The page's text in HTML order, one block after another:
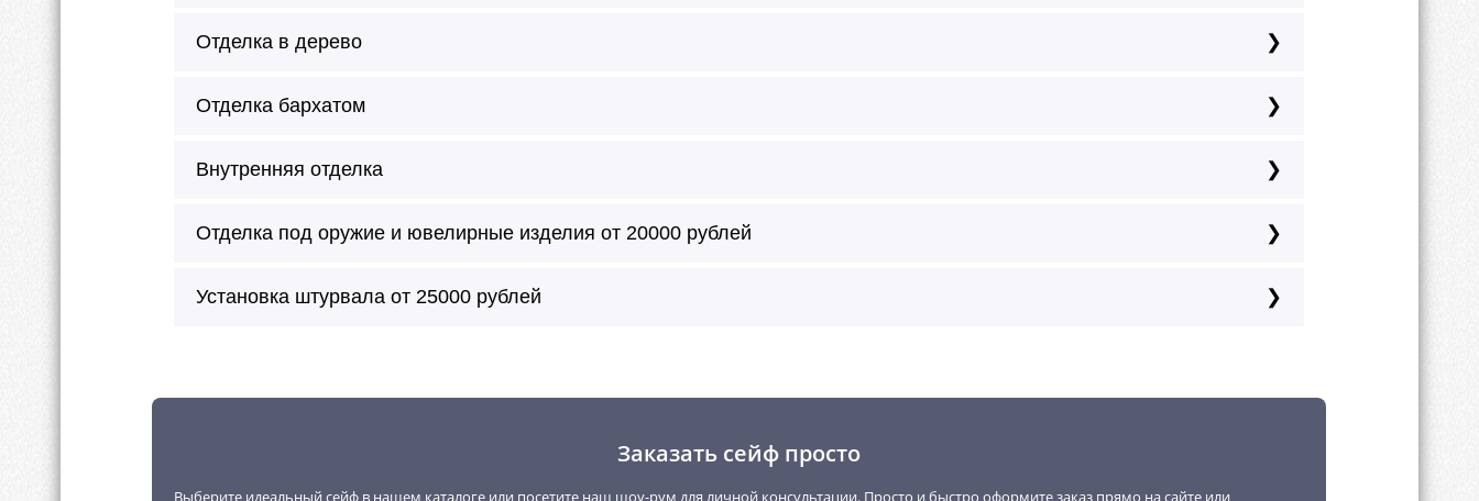
Отделка в дерево
Отделка бархатом
Внутренняя отделка
Внутренняя отделка возможна в ткань, кожу, RAL, алькантру, замшу, дерево.
Отделка под оружие и ювелирные изделия от 20000 рублей
Установка штурвала от 25000 рублей
Заказать сейф просто
Выберите идеальный сейф в нашем каталоге или посетите наш шоу-рум для личной консультации. Просто и быстро оформите заказ прямо на сайте или